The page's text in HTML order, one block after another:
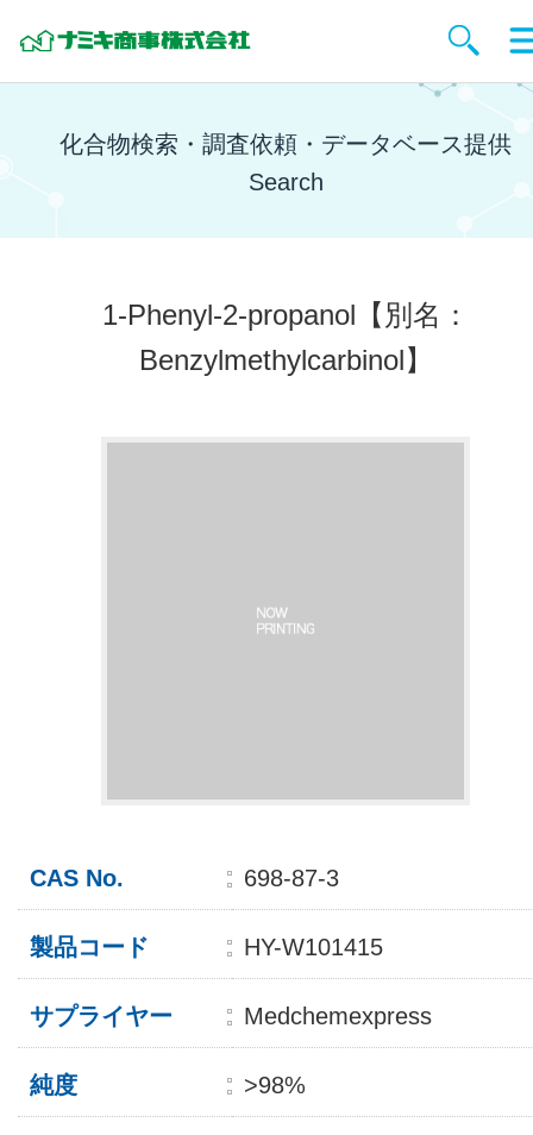
化合物検索・調査依頼・データベース提供
Search
1-Phenyl-2-propanol 【別名：
Benzylmethylcarbinol】
CAS No. 698-87-3
製品コード HY-W101415
サプライヤー Medchemexpress
純度 >98%